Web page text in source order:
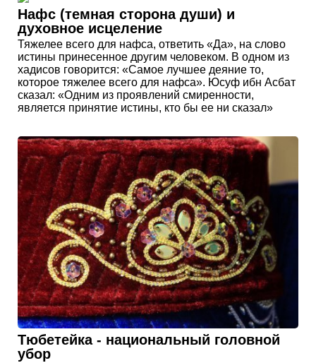
Нафс (темная сторона души) и
духовное исцеление
Тяжелее всего для нафса, ответить «Да», на слово
истины принесенное другим человеком. В одном из
хадисов говорится: «Самое лучшее деяние то,
которое тяжелее всего для нафса». Юсуф ибн Асбат
сказал: «Одним из проявлений смиренности,
является принятие истины, кто бы ее ни сказал»
Тюбетейка - национальный головной
убор